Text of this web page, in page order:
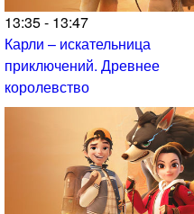
13:35 - 13:47
Карли – искательница
приключений. Древнее
королевство